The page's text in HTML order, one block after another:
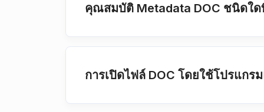
คุณสมบัติ Metadata DOC ชนิดใด
การเปิดไฟล์ DOC โดยใช้โปรแก